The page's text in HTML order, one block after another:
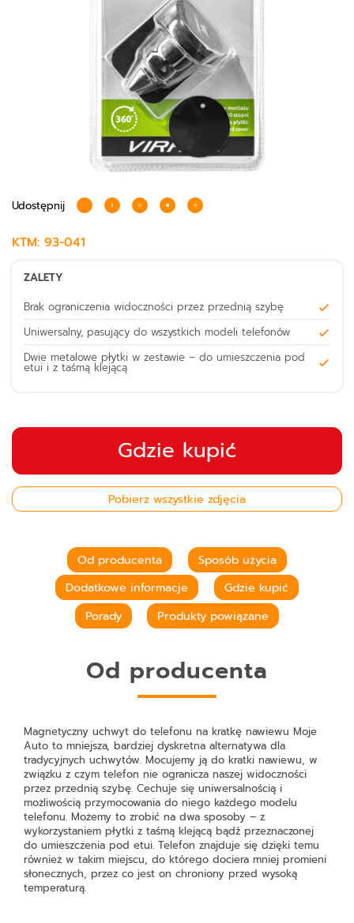
Udostępnij
KTM: 93-041
ZALETY
Brak ograniczenia widoczności przez przednią szybę
Uniwersalny, pasujący do wszystkich modeli telefonów
Dwie metalowe płytki w zestawie – do umieszczenia pod
etui i z taśmą klejącą
Gdzie kupić
Pobierz wszystkie zdjęcia
Od producenta
Sposób użycia
Dodatkowe informacje
Gdzie kupić
Porady
Produkty powiązane
Od producenta
Magnetyczny uchwyt do telefonu na kratkę nawiewu Moje
Auto to mniejsza, bardziej dyskretna alternatywa dla
tradycyjnych uchwytów. Mocujemy ją do kratki nawiewu, w
związku z czym telefon nie ogranicza naszej widoczności
przez przednią szybę. Cechuje się uniwersalnością i
możliwością przymocowania do niego każdego modelu
telefonu. Możemy to zrobić na dwa sposoby – z
wykorzystaniem płytki z taśmą klejącą bądź przeznaczonej
do umieszczenia pod etui. Telefon znajduje się dzięki temu
również w takim miejscu, do którego dociera mniej promieni
słonecznych, przez co jest on chroniony przed wysoką
temperaturą.